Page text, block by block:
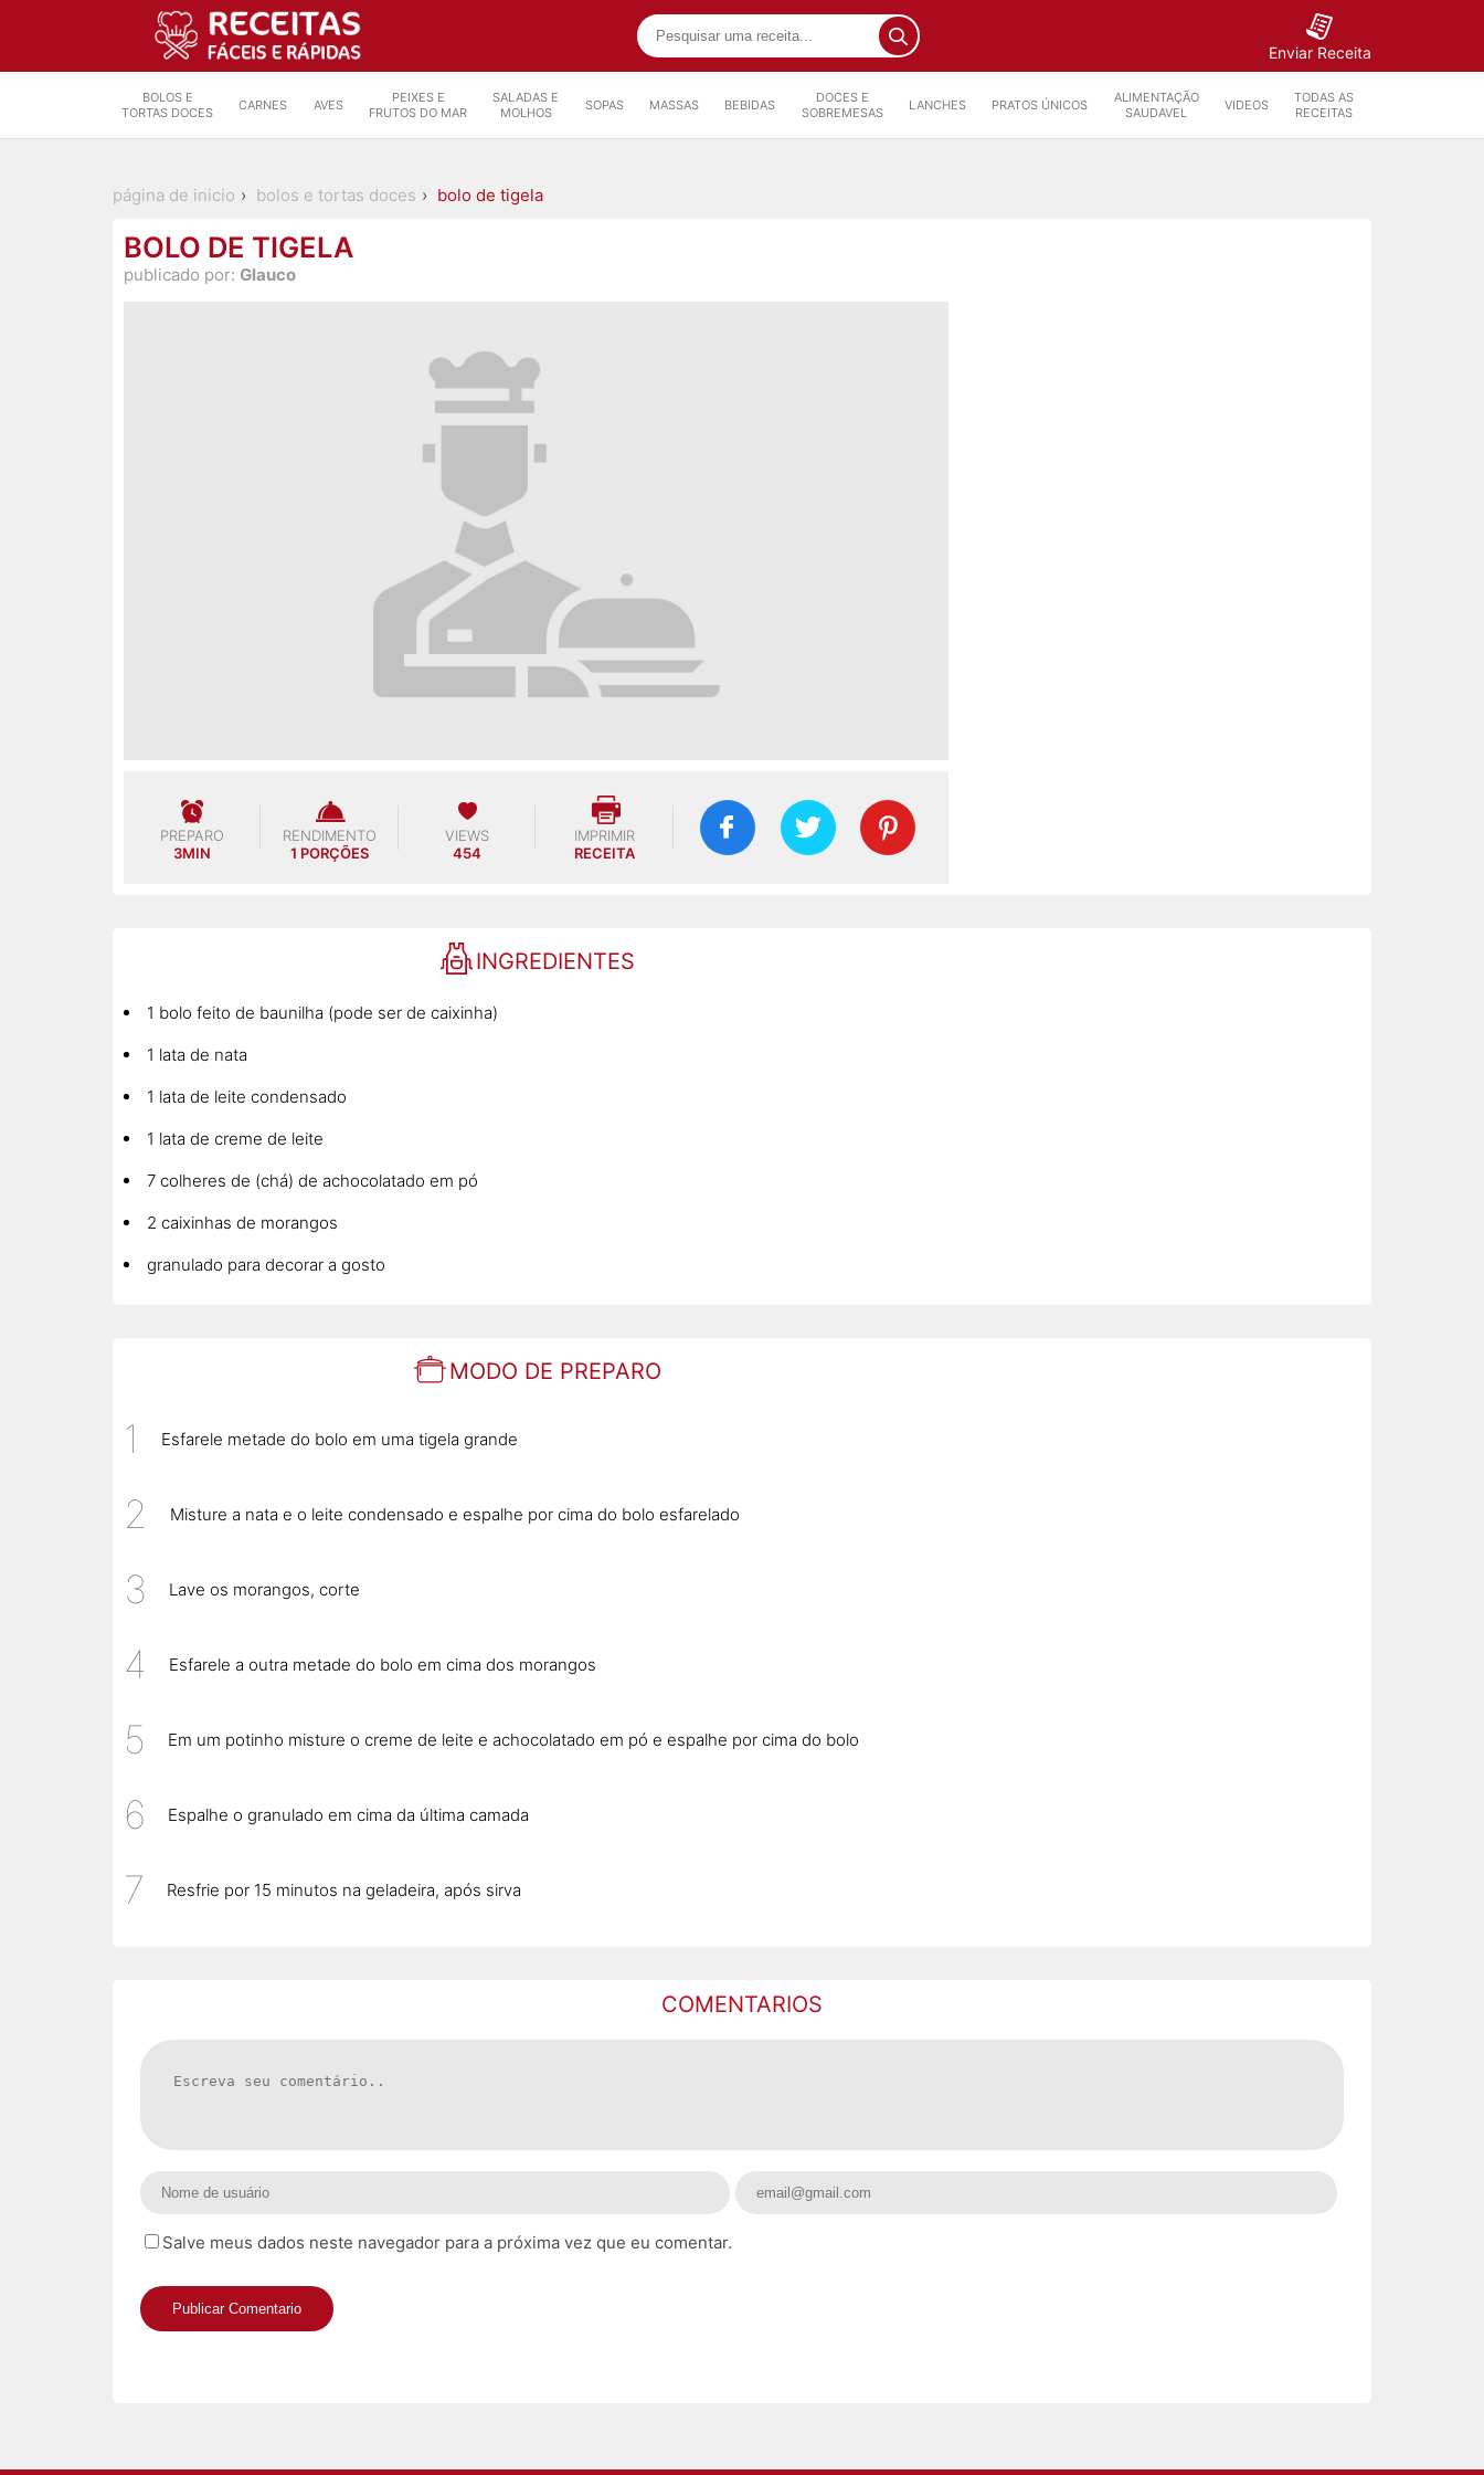
Enviar Receita
BOLOS E
TORTAS DOCES
CARNES AVES
PEIXES E
FRUTOS DO MAR
SALADAS E
MOLHOS
SOPAS MASSAS BEBIDAS
DOCES E
SOBREMESAS
LANCHES PRATOS ÚNICOS
ALIMENTAÇÃO
SAUDAVEL
VIDEOS
TODAS AS
RECEITAS
página de inicio bolos e tortas doces bolo de tigela
BOLO DE TIGELA
publicado por: Glauco
PREPARO
3MIN
RENDIMENTO
1 PORÇÕES
VIEWS
454
IMPRIMIR
RECEITA
INGREDIENTES
1 bolo feito de baunilha (pode ser de caixinha)
1 lata de nata
1 lata de leite condensado
1 lata de creme de leite
7 colheres de (chá) de achocolatado em pó
2 caixinhas de morangos
granulado para decorar a gosto
MODO DE PREPARO
Esfarele metade do bolo em uma tigela grande
Misture a nata e o leite condensado e espalhe por cima do bolo esfarelado
Lave os morangos, corte
Esfarele a outra metade do bolo em cima dos morangos
Em um potinho misture o creme de leite e achocolatado em pó e espalhe por cima do bolo
Espalhe o granulado em cima da última camada
Resfrie por 15 minutos na geladeira, após sirva
COMENTARIOS
Salve meus dados neste navegador para a próxima vez que eu comentar.